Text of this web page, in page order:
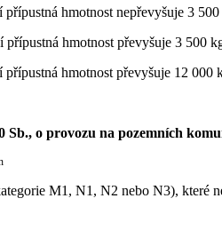
hmotnost nepřevyšuje 3
hmotnost převyšuje 3 500
hmotnost převyšuje 12 000
Sb., o provozu na pozemních
M1, N1, N2 nebo N3), které